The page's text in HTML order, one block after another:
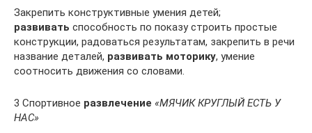
Закрепить конструктивные умения детей;
развивать способность по показу строить простые
конструкции, радоваться результатам, закрепить в речи
название деталей, развивать моторику, умение
соотносить движения со словами.
3 Спортивное развлечение «МЯЧИК КРУГЛЫЙ ЕСТЬ У
НАС»